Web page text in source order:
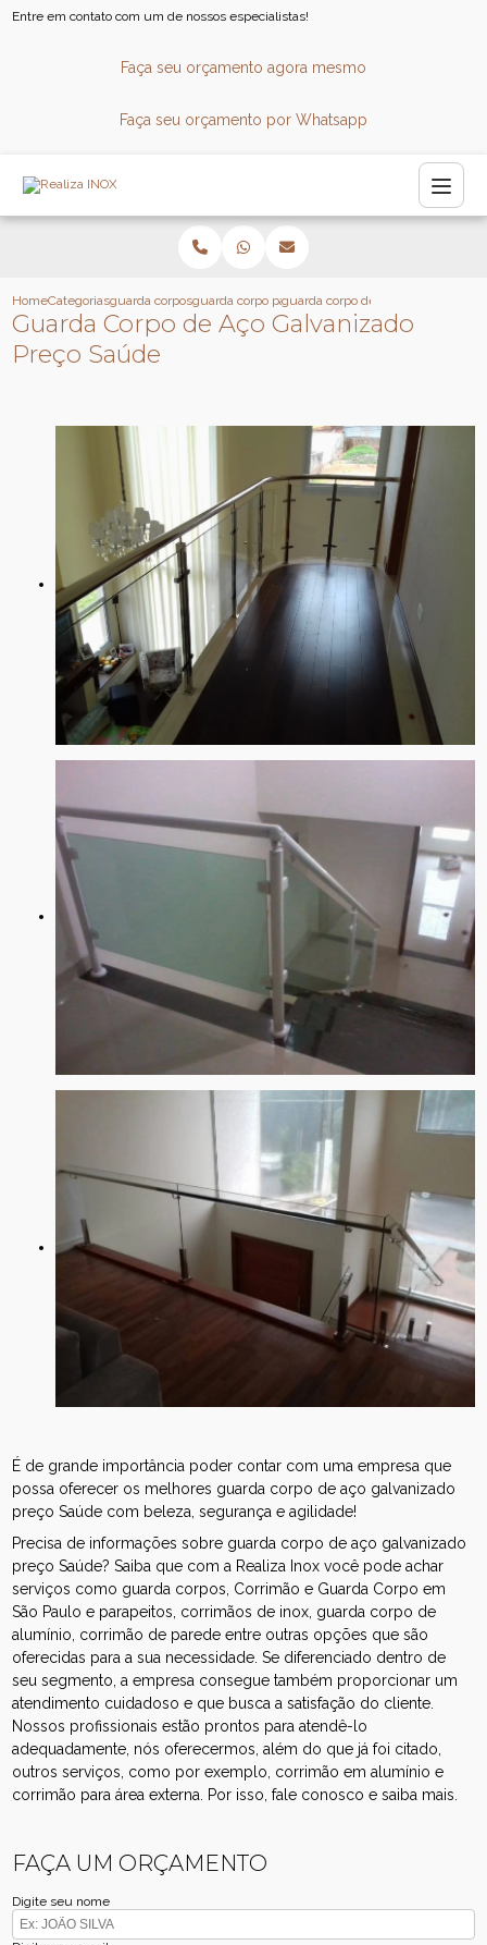
Entre em contato com um de nossos especialistas!
Faça seu orçamento agora mesmo
Faça seu orçamento por Whatsapp
HomeCategoriasguarda corposguarda corpo panoramicoguarda corpo de aco galvanizado
Guarda Corpo de Aço Galvanizado
Preço Saúde
É de grande importância poder contar com uma empresa que
possa oferecer os melhores guarda corpo de aço galvanizado
preço Saúde com beleza, segurança e agilidade!
Precisa de informações sobre guarda corpo de aço galvanizado
preço Saúde? Saiba que com a Realiza Inox você pode achar
serviços como guarda corpos, Corrimão e Guarda Corpo em
São Paulo e parapeitos, corrimãos de inox, guarda corpo de
alumínio, corrimão de parede entre outras opções que são
oferecidas para a sua necessidade. Se diferenciado dentro de
seu segmento, a empresa consegue também proporcionar um
atendimento cuidadoso e que busca a satisfação do cliente.
Nossos profissionais estão prontos para atendê-lo
adequadamente, nós oferecermos, além do que já foi citado,
outros serviços, como por exemplo, corrimão em alumínio e
corrimão para área externa. Por isso, fale conosco e saiba mais.
FAÇA UM ORÇAMENTO
Digite seu nome